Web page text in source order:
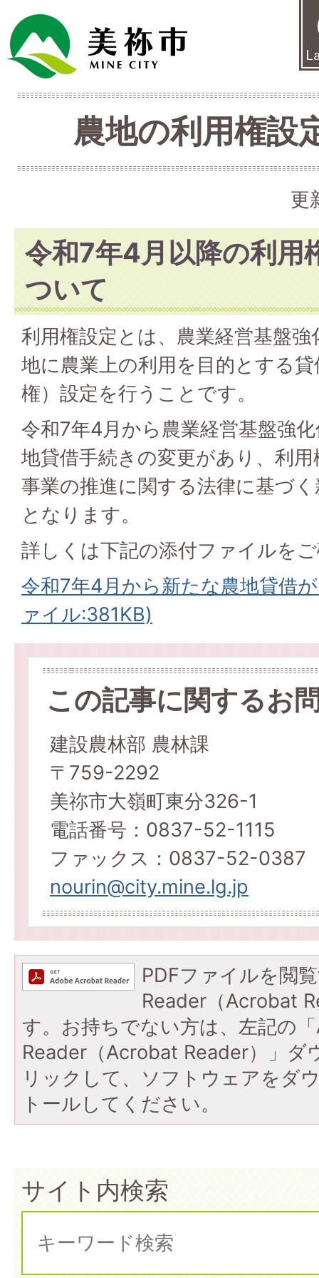
農地の利用権設
更
令和7年4月以降の利用
ついて
利用権設定とは、農業経営基盤
地に農業上の利用を目的とする
権）設定を行うことです。
令和7年4月から農業経営基盤強
地貸借手続きの変更があり、利
事業の推進に関する法律に基づ
となります。
詳しくは下記の添付ファイルを
令和7年4月から新たな農地貸借
ァイル:381KB)
この記事に関するお
建設農林部 農林課
〒759-2292
美祢市大嶺町東分326-1
電話番号：0837-52-1115
ファックス：0837-52-0387
nourin@city.mine.lg.jp
PDFファイルを閲
Reader（Acrobat
す。お持ちでない方は、左記の
Reader（Acrobat Reader）」ダ
リックして、ソフトウェアをダ
トールしてください。
サイト内検索